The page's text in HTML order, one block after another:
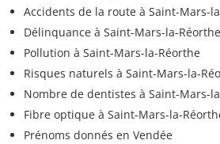
Accidents de la route à Saint-Mars-
Délinquance à Saint-Mars-la-Réorthe
Pollution à Saint-Mars-la-Réorthe
Risques naturels à Saint-Mars-la-
Nombre de dentistes à Saint-Mars-
Fibre optique à Saint-Mars-la-
Prénoms donnés en Vendée